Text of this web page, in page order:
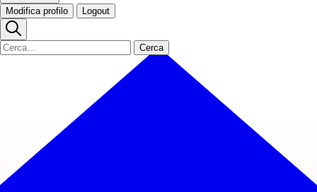
Modifica profilo Logout
Cerca